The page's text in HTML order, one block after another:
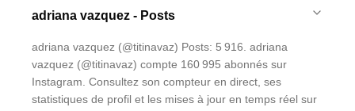
adriana vazquez - Posts
adriana vazquez (@titinavaz) Posts: 5 916. adriana
vazquez (@titinavaz) compte 160 995 abonnés sur
Instagram. Consultez son compteur en direct, ses
statistiques de profil et les mises à jour en temps réel sur